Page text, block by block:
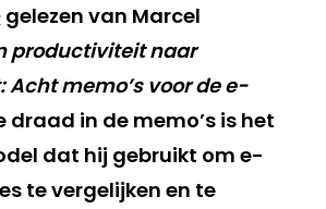
gelezen van Marcel
productiviteit naar
memo’s voor de e-
draad in de memo’s is het
dat hij gebruikt om e-
te vergelijken en te